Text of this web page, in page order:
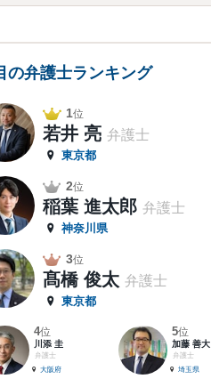
の弁護士ランキング
1位
若井 亮 弁護士
東京都
2位
稲葉 進太郎 弁護士
神奈川県
3位
髙橋 俊太 弁護士
東京都
4位
川添 圭
弁護士
大阪府
5位
加藤 善大
弁護士
埼玉県